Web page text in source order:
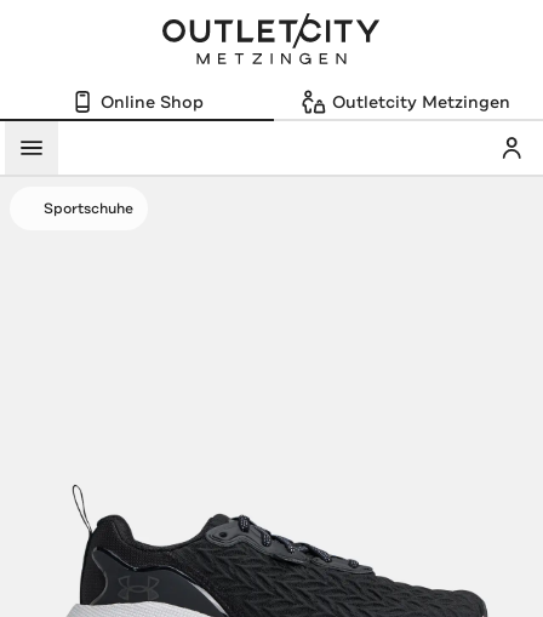
Online Shop Outletcity Metzingen
Menü
Sportschuhe